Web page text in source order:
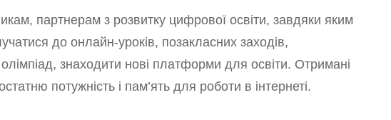
партнерам з розвитку цифрової освіти, завдяки яким
до онлайн-уроків, позакласних заходів,
знаходити нові платформи для освіти. Отримані
потужність і пам’ять для роботи в інтернеті.